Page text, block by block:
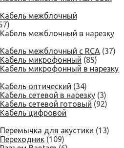
межблочный
межблочный в нарезку
межблочный с RCA (37)
микрофонный (85)
микрофонный в нарезку
оптический (34)
сетевой в нарезку (3)
сетевой готовый (92)
цифровой
для акустики (13)
(109)